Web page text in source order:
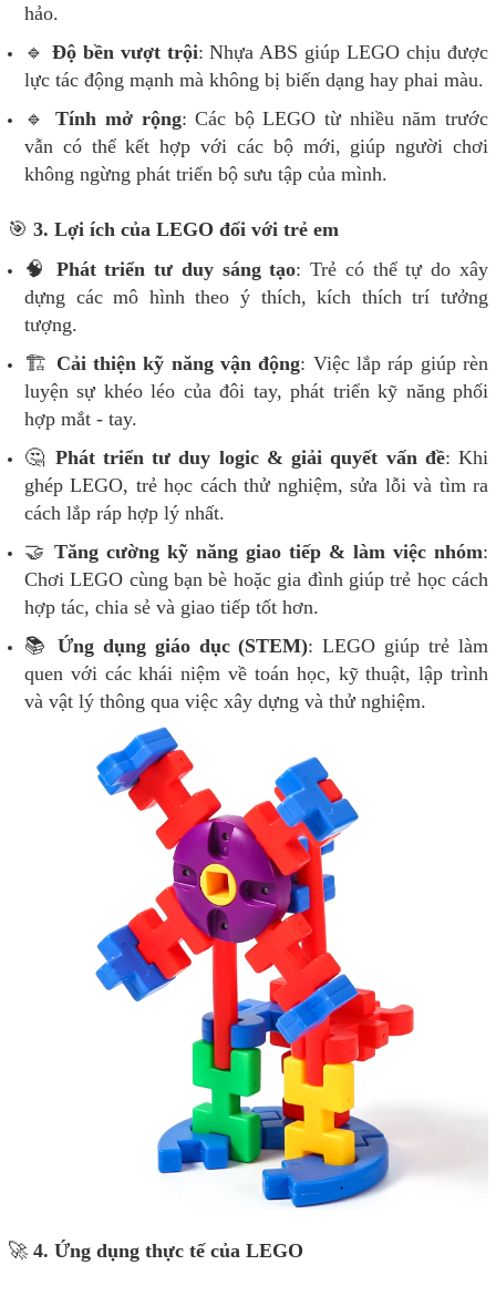
hảo.
🔹 Độ bền vượt trội: Nhựa ABS giúp LEGO chịu được
lực tác động mạnh mà không bị biến dạng hay phai màu.
🔹Tính mở rộng: Các bộ LEGO từ nhiều năm trước
vẫn có thể kết hợp với các bộ mới, giúp người chơi
không ngừng phát triển bộ sưu tập của mình.
🎯 3. Lợi ích của LEGO đối với trẻ em
🧠 Phát triển tư duy sáng tạo: Trẻ có thể tự do xây
dựng các mô hình theo ý thích, kích thích trí tưởng
tượng.
🏗 Cải thiện kỹ năng vận động: Việc lắp ráp giúp rèn
luyện sự khéo léo của đôi tay, phát triển kỹ năng phối
hợp mắt - tay.
🤔 Phát triển tư duy logic & giải quyết vấn đề: Khi
ghép LEGO, trẻ học cách thử nghiệm, sửa lỗi và tìm ra
cách lắp ráp hợp lý nhất.
🤝 Tăng cường kỹ năng giao tiếp & làm việc nhóm:
Chơi LEGO cùng bạn bè hoặc gia đình giúp trẻ học cách
hợp tác, chia sẻ và giao tiếp tốt hơn.
📚 Ứng dụng giáo dục (STEM): LEGO giúp trẻ làm
quen với các khái niệm về toán học, kỹ thuật, lập trình
và vật lý thông qua việc xây dựng và thử nghiệm.
🚀 4. Ứng dụng thực tế của LEGO